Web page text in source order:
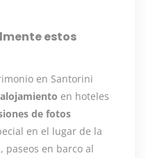
estos
en Santorini
alojamiento en hoteles
de fotos
en el lugar de la
paseos en barco al